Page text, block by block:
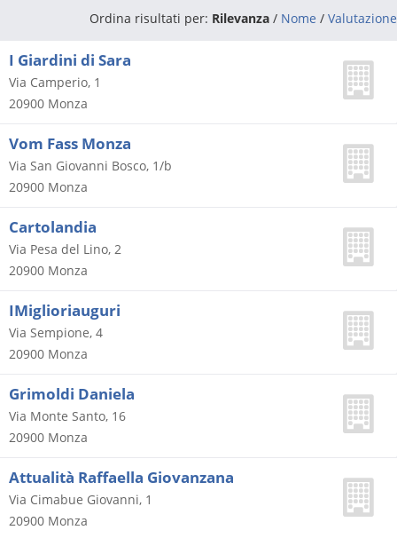
Ordina risultati per: Rilevanza / Nome / Valutazione
I Giardini di Sara
Via Camperio, 1
20900 Monza
Vom Fass Monza
Via San Giovanni Bosco, 1/b
20900 Monza
Cartolandia
Via Pesa del Lino, 2
20900 Monza
IMiglioriauguri
Via Sempione, 4
20900 Monza
Grimoldi Daniela
Via Monte Santo, 16
20900 Monza
Attualità Raffaella Giovanzana
Via Cimabue Giovanni, 1
20900 Monza